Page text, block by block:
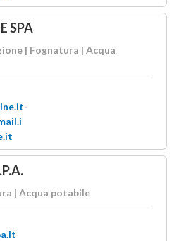
SPA
| Fognatura | Acqua
| Acqua potabile